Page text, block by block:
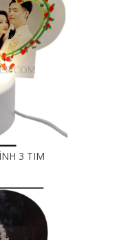
3 TIM